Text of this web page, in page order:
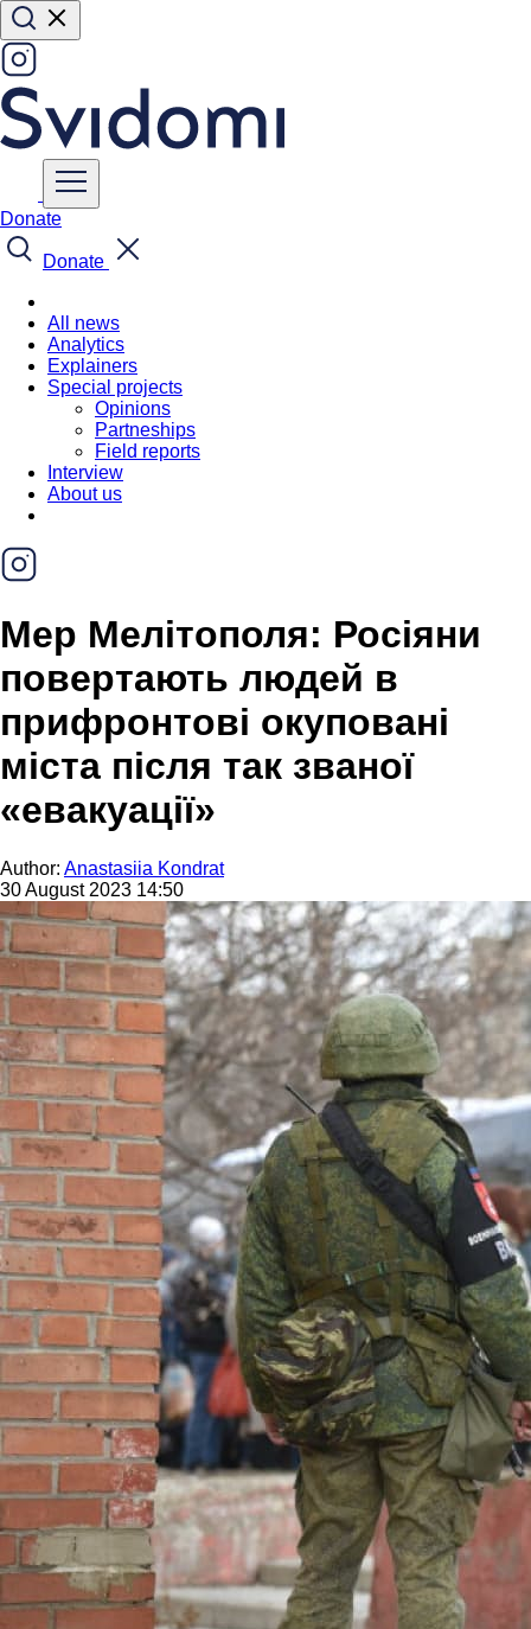
Donate
Donate
All news
Analytics
Explainers
Special projects
Opinions
Partneships
Field reports
Interview
About us
Мер Мелітополя: Росіяни
повертають людей в
прифронтові окуповані
міста після так званої
«евакуації»
Author: Anastasiia Kondrat
30 August 2023 14:50